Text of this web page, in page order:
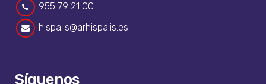
955 79 21 00
hispalis@arhispalis.es
Síguenos